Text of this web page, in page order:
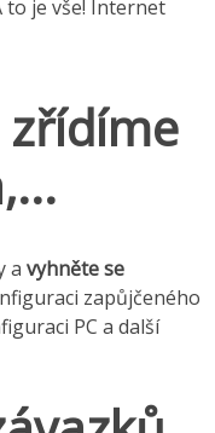
to je vše! Internet
a vyhněte se
zapůjčeného
PC a další